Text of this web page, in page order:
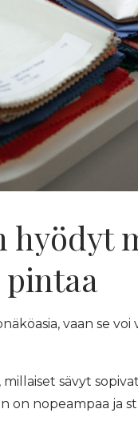
hyödyt
vaan se
millaiset sävyt
on nopeampaa ja